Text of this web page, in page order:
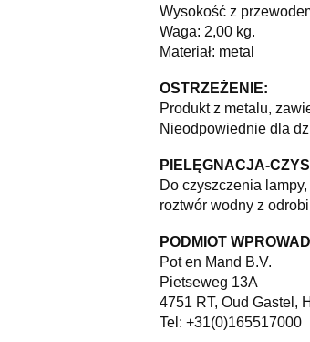
Wysokość z
Waga: 2,00 kg.
Materiał: metal
OSTRZEŻENIE:
Produkt z metalu,
Nieodpowiednie dla
PIELĘGNACJA-
Do czyszczenia
roztwór wodny z
PODMIOT
Pot en Mand B.V.
Pietseweg 13A
4751 RT, Oud Gastel,
Tel: +31(0)165517000